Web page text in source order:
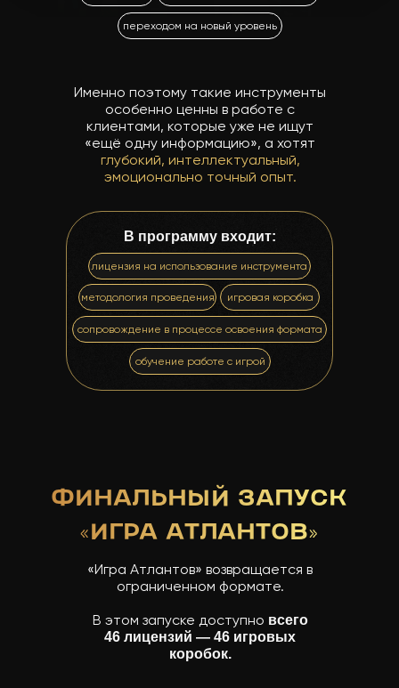
Именно поэтому такие инструменты
особенно ценны в работе с
клиентами, которые уже не ищут
«ещё одну информацию», а хотят
глубокий, интеллектуальный,
эмоционально точный опыт.
В программу входит:
обучение работе с игрой
игровая коробка
методология проведения
лицензия на использование инструмента
сопровождение в процессе освоения формата
переходом на новый уровень
«Игра Атлантов» возвращается в
ограниченном формате.
В этом запуске доступно всего
46 лицензий — 46 игровых
коробок.
ФИНАЛЬНЫЙ ЗАПУСК
«ИГРА АТЛАНТОВ»